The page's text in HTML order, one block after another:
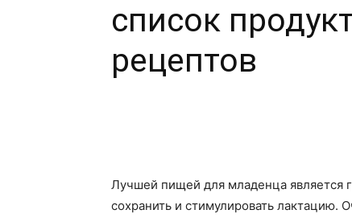
список
рецептов
Лучшей пищей для младенца является
сохранить и стимулировать